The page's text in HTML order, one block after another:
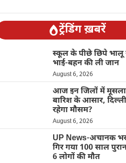
ट्रेंडिंग ख़बरें
स्कूल के पीछे छिपे भालू
भाई-बहन की ली जान
August 6, 2026
आज इन जिलों में
बारिश के आसार,
रहेगा मौसम?
August 6, 2026
UP News-अचानक
गिर गया 100 साल
6 लोगों की मौत